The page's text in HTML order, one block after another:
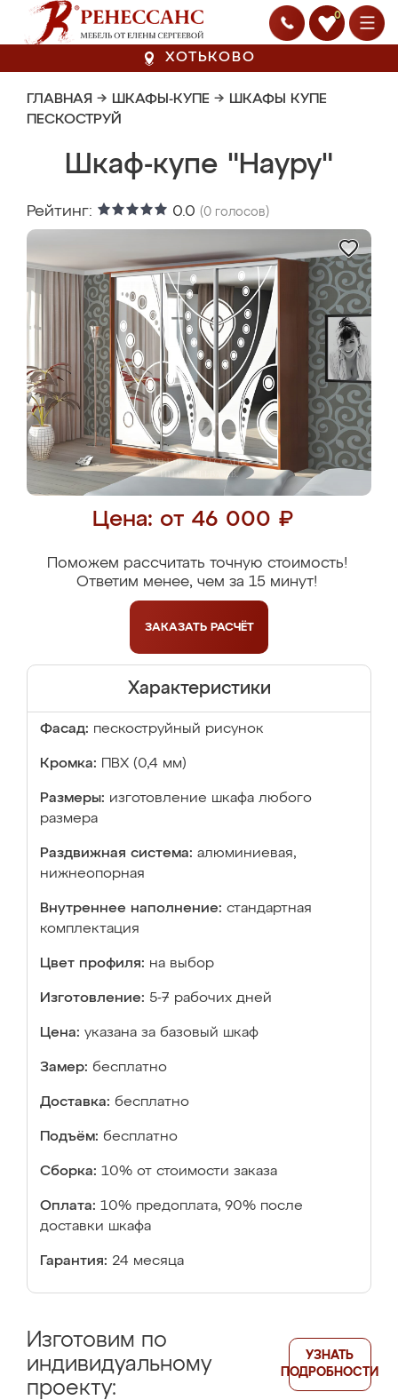
0
ХОТЬКОВО
ГЛАВНАЯ → ШКАФЫ-КУПЕ → ШКАФЫ КУПЕ
ПЕСКОСТРУЙ
Шкаф-купе "Науру"
Рейтинг: 0.0 (0 голосов)
Цена: от 46 000 ₽
Поможем рассчитать точную стоимость!
Ответим менее, чем за 15 минут!
ЗАКАЗАТЬ РАСЧЁТ
Характеристики
Фасад: пескоструйный рисунок
Кромка: ПВХ (0,4 мм)
Размеры: изготовление шкафа любого
размера
Раздвижная система: алюминиевая,
нижнеопорная
Внутреннее наполнение: стандартная
комплектация
Цвет профиля: на выбор
Изготовление: 5-7 рабочих дней
Цена: указана за базовый шкаф
Замер: бесплатно
Доставка: бесплатно
Подъём: бесплатно
Сборка: 10% от стоимости заказа
Оплата: 10% предоплата, 90% после
доставки шкафа
Гарантия: 24 месяца
Изготовим по
индивидуальному
проекту:
УЗНАТЬ
ПОДРОБНОСТИ